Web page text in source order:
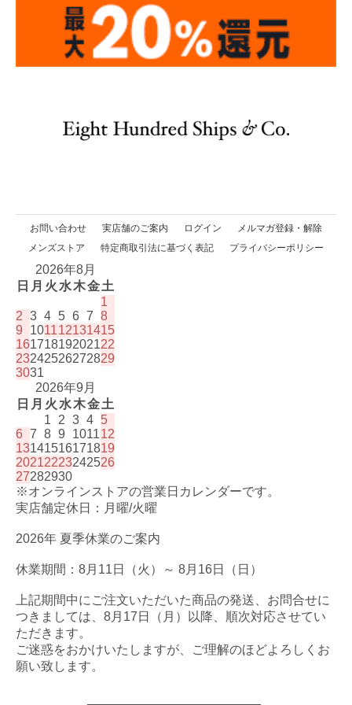
お問い合わせ 実店舗のご案内 ログイン
メルマガ登録・解除
メンズストア
特定商取引法に基づく表記 プライバシーポリシー
2026年8月
日 月 火 水木金土
1
2 3 4 5 6 7 8
9
101112131415
16171819202122
23242526272829
3031
2026年9月
日 月 火 水木金土
1
2 3 4 5
6 7 8 9 101112
13141516171819
20212223242526
27282930
※オンラインストアの営業日カレンダーです。
実店舗定休日：月曜/火曜
2026年 夏季休業のご案内
休業期間：8月11日（火）～ 8月16日（日）
上記期間中にご注文いただいた商品の発送、お問合せに
つきましては、8月17日（月）以降、順次対応させてい
ただきます。
ご迷惑をおかけいたしますが、ご理解のほどよろしくお
願い致します。